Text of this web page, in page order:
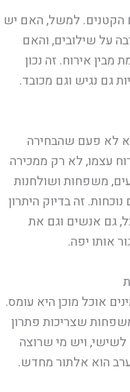
הקטנים. למשל, האם יש
על שילובים, והאם
אירוח. זה נכון
גם נגיש וגם מכובד.
לא פעם שהבחירה
עצמו, לא רק ממכירה
משפחות ושולחנות
זה בדיוק היתרון
גם אנשים וגם את
אותו יפה.
אוכל מוכן היא עומס.
שצריכות פתרון
ויש מי שרוצה
הוא אלתור מחדש.